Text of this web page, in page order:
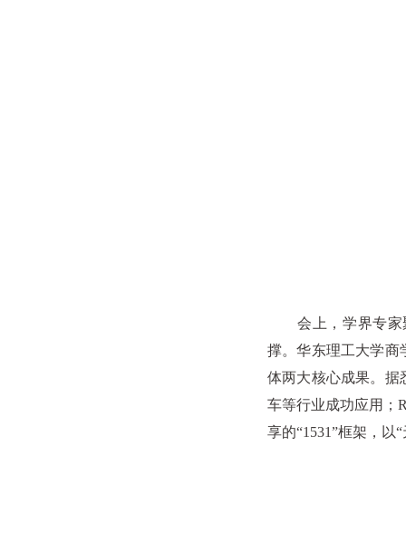
会上，学界专家聚
撑。华东理工大学商
体两大核心成果。据
车等行业成功应用；
享的“1531”框架，以